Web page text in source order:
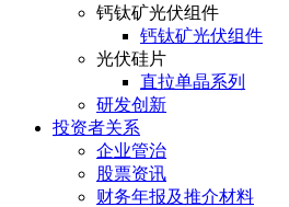
钙钛矿光伏组件
钙钛矿光伏组件
光伏硅片
直拉单晶系列
研发创新
投资者关系
企业管治
股票资讯
财务年报及推介材料